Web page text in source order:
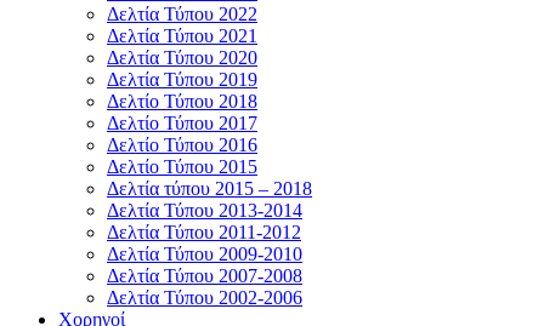
Δελτία Τύπου 2022
Δελτία Τύπου 2021
Δελτία Τύπου 2020
Δελτία Τύπου 2019
Δελτίο Τύπου 2018
Δελτίο Τύπου 2017
Δελτίο Τύπου 2016
Δελτίο Τύπου 2015
Δελτία τύπου 2015 – 2018
Δελτία Τύπου 2013-2014
Δελτία Τύπου 2011-2012
Δελτία Τύπου 2009-2010
Δελτία Τύπου 2007-2008
Δελτία Τύπου 2002-2006
Χορηγοί